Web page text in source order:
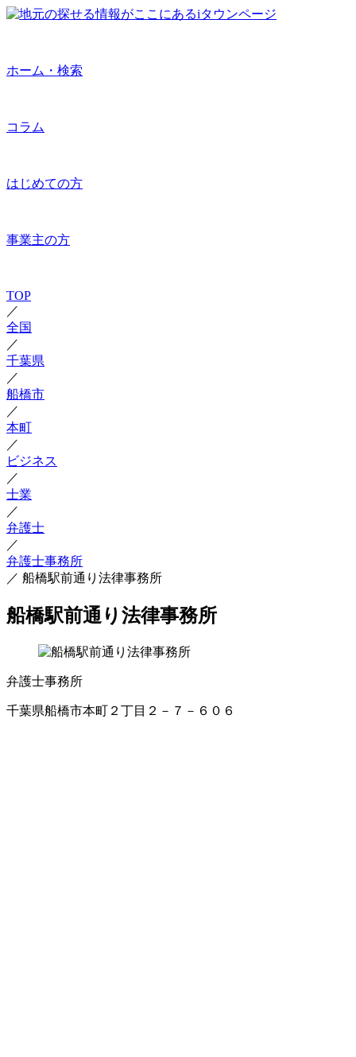
ホーム・検索
コラム
はじめての方
事業主の方
TOP
／
全国
／
千葉県
／
船橋市
／
本町
／
ビジネス
／
士業
／
弁護士
／
弁護士事務所
／ 船橋駅前通り法律事務所
船橋駅前通り法律事務所
弁護士事務所
千葉県船橋市本町２丁目２－７－６０６